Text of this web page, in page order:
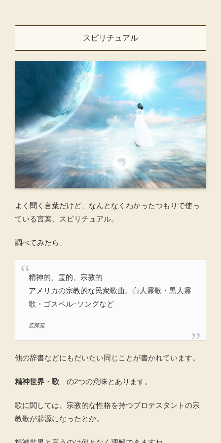
スピリチュアル
よく聞く言葉だけど、なんとなくわかったつもりで使っ
ている言葉、スピリチュアル。
調べてみたら、
精神的、霊的、宗教的
アメリカの宗教的な民衆歌曲。白人霊歌・黒人霊
歌・ゴスペルｰソングなど
広辞苑
他の辞書などにもだいたい同じことが書かれています。
精神世界 ・ 歌 の2つの意味とあります。
歌に関しては、宗教的な性格を持つプロテスタントの宗
教歌が起源になったとか。